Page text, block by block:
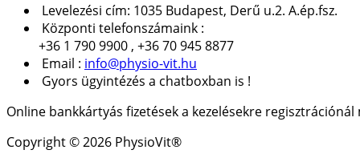
Levelezési cím: 1035 Budapest, Derű u.2. A.ép.fsz.
Központi telefonszámaink :
+36 1 790 9900 , +36 70 945 8877
Email : info@physio-vit.hu
Gyors ügyintézés a chatboxban is !
Online bankkártyás fizetések a kezelésekre
Copyright © 2026 PhysioVit®